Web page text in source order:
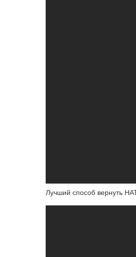
Лучший способ вернуть